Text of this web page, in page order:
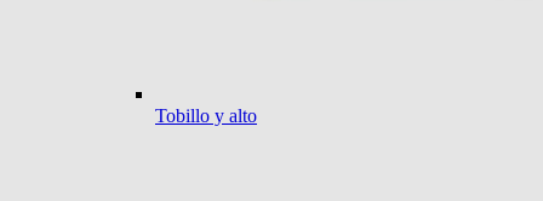
Tobillo y alto